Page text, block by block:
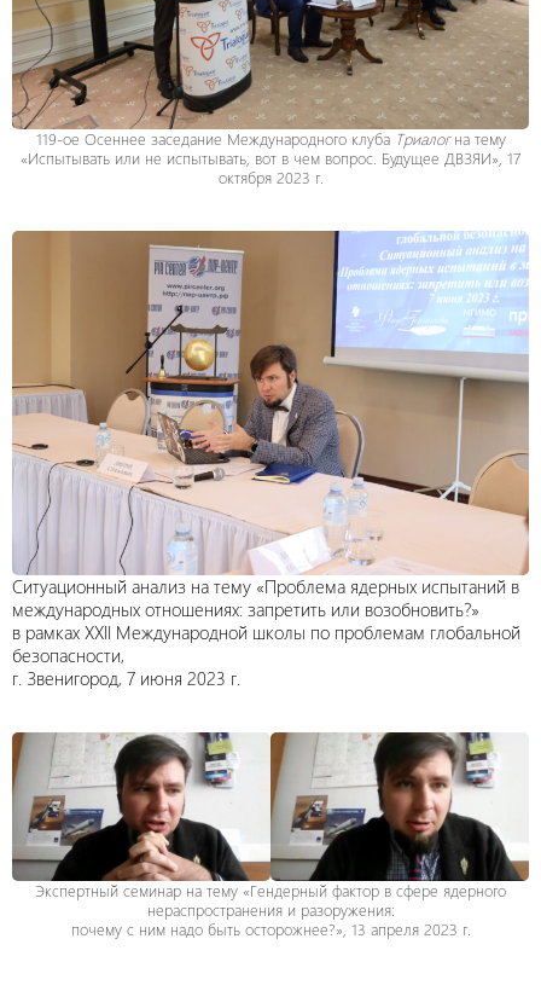
119-ое Осеннее заседание Международного клуба Триалогна тему
«Испытывать или не испытывать, вот в чем вопрос. Будущее ДВЗЯИ», 17
октября 2023 г.
Ситуационный анализ на тему «Проблема ядерных испытаний в
международных отношениях: запретить или возобновить?»
в рамках XXII Международной школы по проблемам глобальной
безопасности,
г. Звенигород, 7 июня 2023 г.
Экспертный семинар на тему «Гендерный фактор в сфере ядерного
нераспространения и разоружения:
почему с ним надо быть осторожнее?», 13 апреля 2023 г.